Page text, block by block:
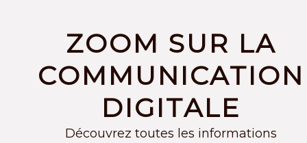
ZOOM SUR LA
COMMUNICATION
DIGITALE
Découvrez toutes les informations